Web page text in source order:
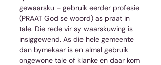
gewaarsku – gebruik eerder profesie
(PRAAT God se woord) as praat in
tale. Die rede vir sy waarskuwing is
insiggewend. As die hele gemeente
dan bymekaar is en almal gebruik
ongewone tale of klanke en daar kom